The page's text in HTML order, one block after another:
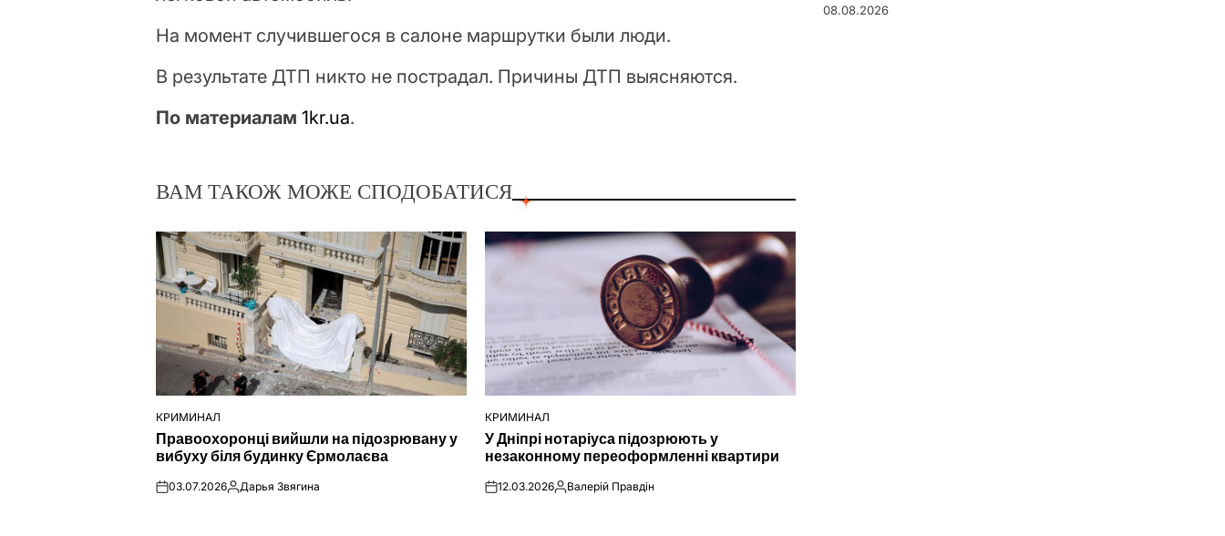
На момент случившегося в салоне маршрутки были люди.
В результате ДТП никто не пострадал. Причины ДТП выясняются.
По материалам 1kr.ua.
ВАМ ТАКОЖ МОЖЕ СПОДОБАТИСЯ
ОПУБЛІКУВАТИ
КРИМИНАЛ
Правоохоронці вийшли на підозрювану у
вибуху біля будинку Єрмолаєва
on03.07.2026Опубліковано
Дарья Звягина
ОПУБЛІКУВАТИ
У
КРИМИНАЛ
У Дніпрі нотаріуса підозрюють у
незаконному переоформленні квартири
on12.03.2026Опубліковано
Валерій Правдін
08.08.2026